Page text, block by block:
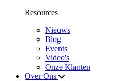
Resources
Nieuws
Blog
Events
Video's
Onze Klanten
Over Ons